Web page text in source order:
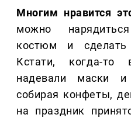
Многим нравится
можно
костюм и сделать
Кстати, когда-
надевали маски
собирая конфеты,
на праздник